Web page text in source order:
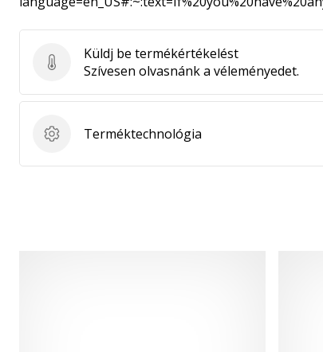
Küldj be termékértékelést
Küldj be termékértékelést
Szívesen olvasnánk a véleményedet.
Terméktechnológia
Terméktechnológia